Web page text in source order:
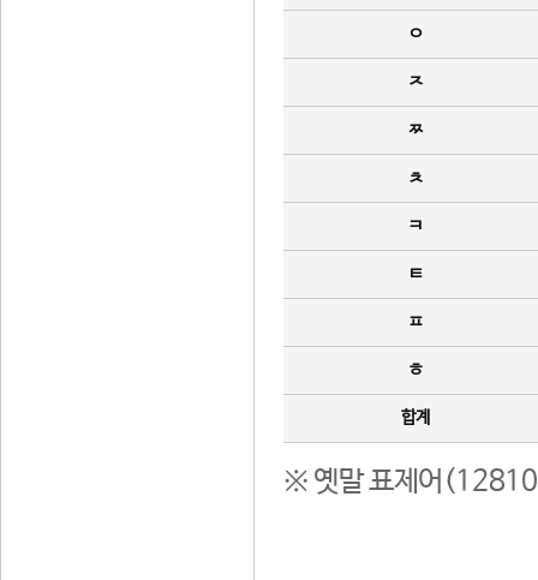
ㅇ
ㅈ
ㅉ
ㅊ
ㅋ
ㅌ
ㅍ
ㅎ
합계
※ 옛말 표제어(12810